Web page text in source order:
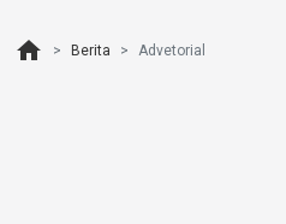
home Berita Advetorial